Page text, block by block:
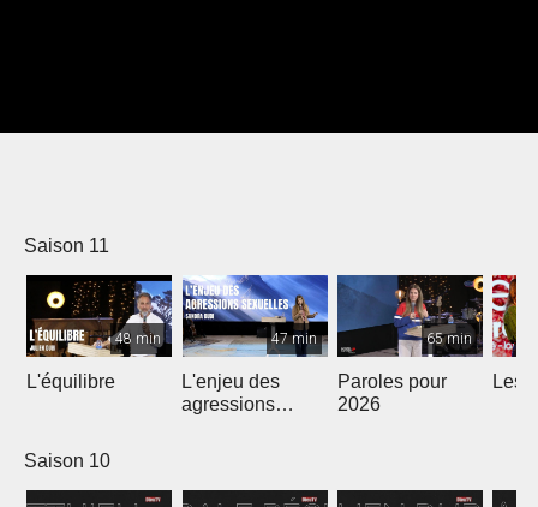
Saison 11
48 min
L'équilibre
47 min
L'enjeu des
agressions
65 min
Paroles pour
2026
Les
Saison 10